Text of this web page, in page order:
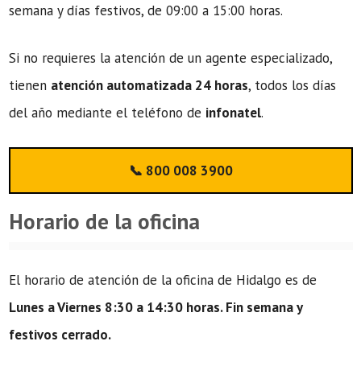
semana y días festivos, de 09:00 a 15:00 horas.
Si no requieres la atención de un agente especializado,
tienen atención automatizada 24 horas, todos los días
del año mediante el teléfono de infonatel.
📞 800 008 3900
Horario de la oficina
El horario de atención de la oficina de Hidalgo es de
Lunes a Viernes 8:30 a 14:30 horas. Fin semana y
festivos cerrado.